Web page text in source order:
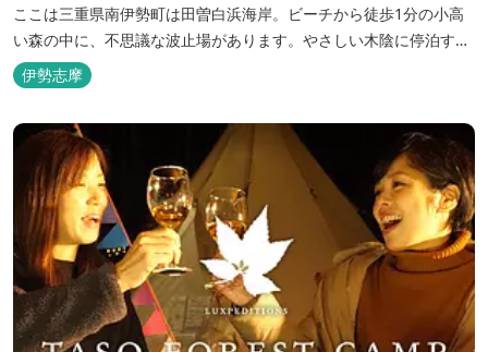
ここは三重県南伊勢町は田曽白浜海岸。ビーチから徒歩1分の小高
い森の中に、不思議な波止場があります。やさしい木陰に停泊する
のは3艇のヨット。日本初の森のマリーナです。 航海の気分高まる
インテリアは見た目からは想像できないほど広く、くつろぎの空
間。夏場でもエアコン完備で快適にお過ごしいただけます。甲板の
上に寝転んで夜空を見上げれば...
伊勢志摩